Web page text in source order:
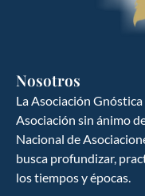
Nosotros
La Asociación Gnóstica
Asociación sin ánimo
Nacional de
busca profundizar,
los tiempos y épocas.